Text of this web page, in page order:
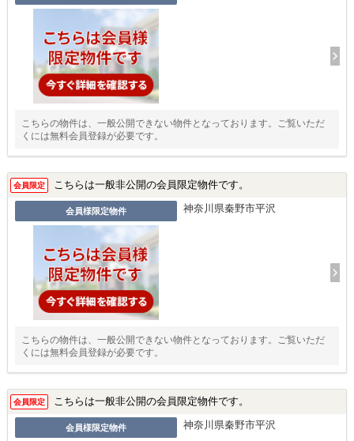
こちらの物件は、一般公開できない物件となっております。ご覧いただ
くには無料会員登録が必要です。
会員限定 こちらは一般非公開の会員限定物件です。
会員様限定物件 神奈川県秦野市平沢
こちらの物件は、一般公開できない物件となっております。ご覧いただ
くには無料会員登録が必要です。
会員限定 こちらは一般非公開の会員限定物件です。
会員様限定物件 神奈川県秦野市平沢